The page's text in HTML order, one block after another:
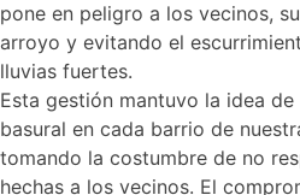
pone en peligro a los vecinos,
arroyo y evitando el
lluvias fuertes.
Esta gestión mantuvo la idea
basural en cada barrio de
tomando la costumbre de no
hechas a los vecinos. El